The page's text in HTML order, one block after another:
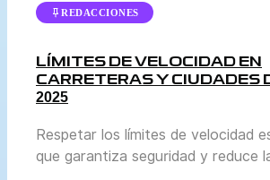
REDACCIONES
LÍMITES DE VELOCIDAD EN
CARRETERAS Y CIUDADES
2025
Respetar los límites de velocidad
que garantiza seguridad y reduce